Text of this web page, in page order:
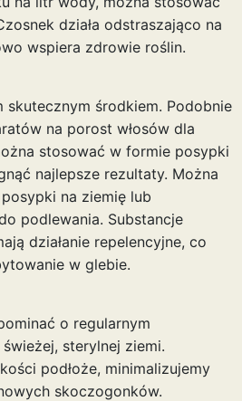
działa odstraszająco na
wspiera zdrowie roślin.
skutecznym środkiem. Podobnie
na porost włosów dla
stosować w formie posypki
najlepsze rezultaty. Można
na ziemię lub
podlewania. Substancje
działanie repelencyjne, co
w glebie.
o regularnym
sterylnej ziemi.
podłoże, minimalizujemy
skoczogonków.